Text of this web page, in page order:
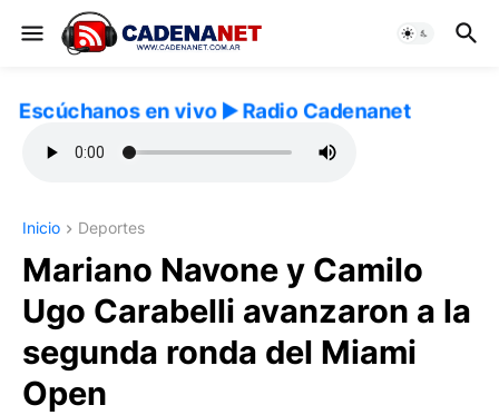
Escúchanos en vivo ▶️ Radio Cadenanet
Inicio Deportes
Mariano Navone y Camilo
Ugo Carabelli avanzaron a la
segunda ronda del Miami
Open